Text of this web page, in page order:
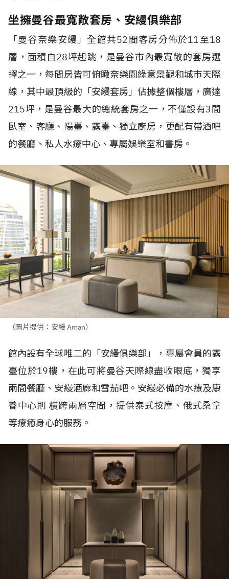
坐擁曼谷最寬敞套房、安縵俱樂部
「曼谷奈樂安縵」全館共52間客房分佈於11至18
層，面積自28坪起跳，是曼谷市內最寬敞的套房選
擇之一，每間房皆可俯瞰奈樂園綠意景觀和城市天際
線，其中最頂級的「安縵套房」佔據整個樓層，廣達
215坪，是曼谷最大的總統套房之一，不僅設有3間
臥室、客廳、陽臺、露臺、獨立廚房，更配有帶酒吧
的餐廳、私人水療中心、專屬娛樂室和書房。
（圖片提供：安縵 Aman）
館內設有全球唯二的「安縵俱樂部」，專屬會員的露
臺位於19樓，在此可將曼谷天際線盡收眼底，獨享
兩間餐廳、安縵酒廊和雪茄吧。安縵必備的水療及康
養中心則 横跨兩層空間，提供泰式按摩、俄式桑拿
等療癒身心的服務。